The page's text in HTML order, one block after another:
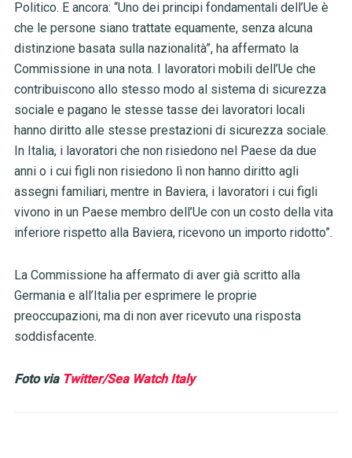
Politico. E ancora: “Uno dei principi fondamentali dell’Ue è
che le persone siano trattate equamente, senza alcuna
distinzione basata sulla nazionalità”, ha affermato la
Commissione in una nota. I lavoratori mobili dell’Ue che
contribuiscono allo stesso modo al sistema di sicurezza
sociale e pagano le stesse tasse dei lavoratori locali
hanno diritto alle stesse prestazioni di sicurezza sociale.
In Italia, i lavoratori che non risiedono nel Paese da due
anni o i cui figli non risiedono lì non hanno diritto agli
assegni familiari, mentre in Baviera, i lavoratori i cui figli
vivono in un Paese membro dell’Ue con un costo della vita
inferiore rispetto alla Baviera, ricevono un importo ridotto”.
La Commissione ha affermato di aver già scritto alla
Germania e all’Italia per esprimere le proprie
preoccupazioni, ma di non aver ricevuto una risposta
soddisfacente.
Foto via Twitter/Sea Watch Italy